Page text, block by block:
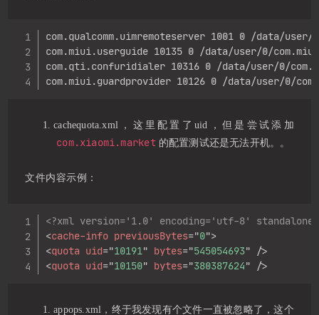
com.qualcomm.uimremoteserver 1001 0 /data/
com.miui.userguide 10135 0 /data/user/0/
com.qti.confuridialer 10316 0 /data/user/0/
com.miui.guardprovider 10126 0 /data/user/0/
cachequota.xml，这里配置了uid，但是尝试添加
com.xiaomi.market 的配置测试还是无法开机。。
文件内容示例：
<?xml version='1.0' encoding='utf-8'
<cache-info previousBytes="0">
<quota uid="10191" bytes="545054693"
/>
<quota uid="10150" bytes="380387624" />
appops.xml，终于我发现有个文件一直被忽略了，这个